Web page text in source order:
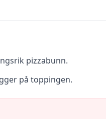
pizzabunn.
på toppingen.